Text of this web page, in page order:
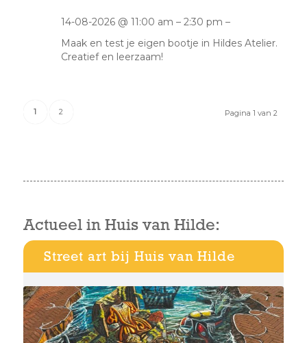
14-08-2026 @ 11:00 am – 2:30 pm –
Maak en test je eigen bootje in Hildes Atelier.
Creatief en leerzaam!
Pagina 1 van 2
1 2
Actueel in Huis van Hilde:
Street art bij Huis van Hilde